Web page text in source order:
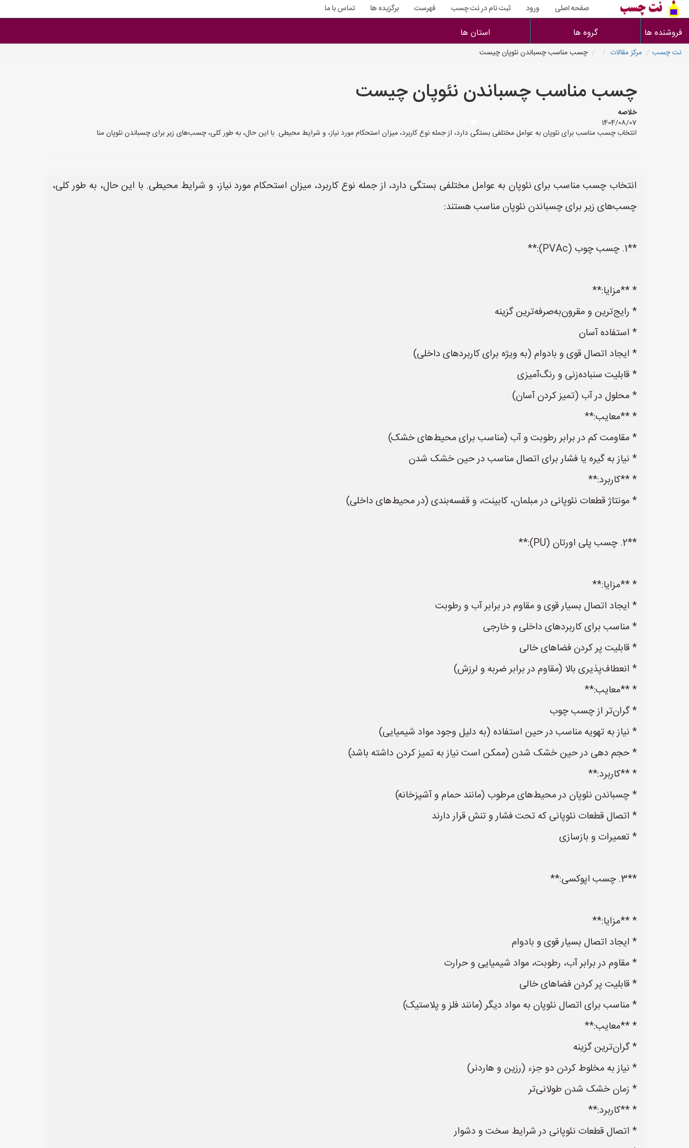
صفحه اصلی ورود ثبت نام در نت چسب فهرست برگزیده ها تماس با ما
فروشنده ها گروه ها استان ها
نت چسب مرکز مقالات چسب مناسب چسباندن نئوپان چیست
چسب مناسب چسباندن نئوپان چیست
خلاصه
1404/08/07
انتخاب چسب مناسب برای نئوپان به عوامل مختلفی بستگی دارد، از جمله نوع کاربرد، میزان استحکام مورد نیاز، و شرایط محیطی. با این حال، به طور کلی، چسب‌های زیر برای چسباندن نئوپان منا
انتخاب چسب مناسب برای نئوپان به عوامل مختلفی بستگی دارد، از جمله نوع کاربرد، میزان استحکام مورد نیاز، و شرایط محیطی. با این حال، به طور کلی،
چسب‌های زیر برای چسباندن نئوپان مناسب هستند:
**1. چسب چوب (PVAc):**
* **مزایا:**
* رایج‌ترین و مقرون‌به‌صرفه‌ترین گزینه
* استفاده آسان
* ایجاد اتصال قوی و بادوام (به ویژه برای کاربردهای داخلی)
* قابلیت سنباده‌زنی و رنگ‌آمیزی
* محلول در آب (تمیز کردن آسان)
* **معایب:**
* مقاومت کم در برابر رطوبت و آب (مناسب برای محیط‌های خشک)
* نیاز به گیره یا فشار برای اتصال مناسب در حین خشک شدن
* **کاربرد:**
* مونتاژ قطعات نئوپانی در مبلمان، کابینت، و قفسه‌بندی (در محیط‌های داخلی)
**2. چسب پلی اورتان (PU):**
* **مزایا:**
* ایجاد اتصال بسیار قوی و مقاوم در برابر آب و رطوبت
* مناسب برای کاربردهای داخلی و خارجی
* قابلیت پر کردن فضاهای خالی
* انعطاف‌پذیری بالا (مقاوم در برابر ضربه و لرزش)
* **معایب:**
* گران‌تر از چسب چوب
* نیاز به تهویه مناسب در حین استفاده (به دلیل وجود مواد شیمیایی)
* حجم دهی در حین خشک شدن (ممکن است نیاز به تمیز کردن داشته باشد)
* **کاربرد:**
* چسباندن نئوپان در محیط‌های مرطوب (مانند حمام و آشپزخانه)
* اتصال قطعات نئوپانی که تحت فشار و تنش قرار دارند
* تعمیرات و بازسازی
**3. چسب اپوکسی:**
* **مزایا:**
* ایجاد اتصال بسیار قوی و بادوام
* مقاوم در برابر آب، رطوبت، مواد شیمیایی و حرارت
* قابلیت پر کردن فضاهای خالی
* مناسب برای اتصال نئوپان به مواد دیگر (مانند فلز و پلاستیک)
* **معایب:**
* گران‌ترین گزینه
* نیاز به مخلوط کردن دو جزء (رزین و هاردنر)
* زمان خشک شدن طولانی‌تر
* **کاربرد:**
* اتصال قطعات نئوپانی در شرایط سخت و دشوار